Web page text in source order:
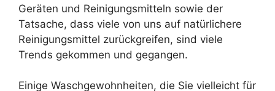
Geräten und Reinigungsmitteln sowie der
Tatsache, dass viele von uns auf natürlichere
Reinigungsmittel zurückgreifen, sind viele
Trends gekommen und gegangen.
Einige Waschgewohnheiten, die Sie vielleicht für